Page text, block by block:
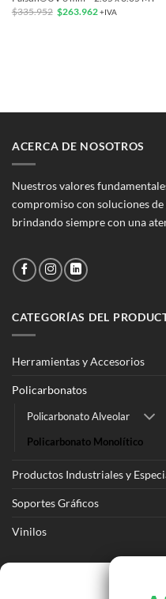
$335.952 El
precio
$263.962El+IVA
ACERCA DE NOSOTROS
Nuestros valores
compromiso con soluciones
brindando siempre con una
CATEGORÍAS DEL
Herramientas y Accesorios
Policarbonatos
Policarbonato Alveolar
Policarbonato Monolítico
Productos Industriales y
Soportes Gráficos
Vinilos